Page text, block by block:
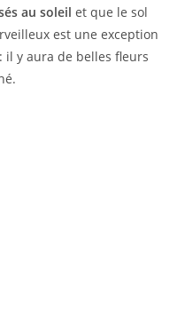
au soleil et que le sol
est une exception
: il y aura de belles fleurs